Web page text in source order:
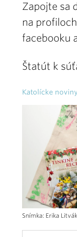
Zapojte sa
na
facebooku
Štatút k
Katolícke noviny
Snímka: Erika